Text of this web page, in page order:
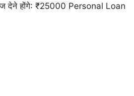
देने होंगे: ₹25000 Personal Loan